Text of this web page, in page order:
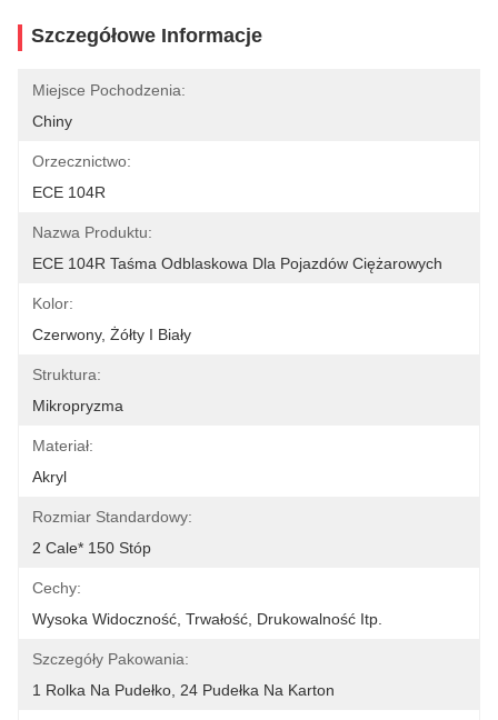
Szczegółowe Informacje
Miejsce Pochodzenia:
Chiny
Orzecznictwo:
ECE 104R
Nazwa Produktu:
ECE 104R Taśma Odblaskowa Dla Pojazdów Ciężarowych
Kolor:
Czerwony, Żółty I Biały
Struktura:
Mikropryzma
Materiał:
Akryl
Rozmiar Standardowy:
2 Cale* 150 Stóp
Cechy:
Wysoka Widoczność, Trwałość, Drukowalność Itp.
Szczegóły Pakowania:
1 Rolka Na Pudełko, 24 Pudełka Na Karton